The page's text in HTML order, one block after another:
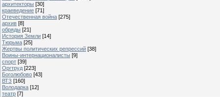
архитекторы [30]
краеведение [71]
Отечественная война [275]
архив [8]
обряды [21]
История Земли [14]
Тюрьма [25]
Жертвы политических репрессий [38]
Воины-интернационалисты [9]
спорт [39]
Оргтруд [223]
Боголюбово [43]
ВТЗ [160]
Володарка [12]
театр [7]